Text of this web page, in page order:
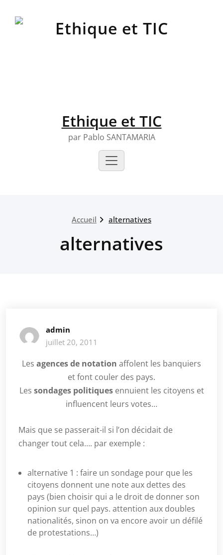
Ethique et TIC
par Pablo SANTAMARIA
Accueil alternatives
alternatives
admin
juillet 20, 2011
Les agences de notation affolent les banquiers
et font couler des pays.
Les sondages politiquesennuient les citoyens et
influencent leurs votes…
Mais que se passerait-il si l’on décidait de
changer tout cela…. par exemple :
alternative 1 : faire un sondage pour que les
citoyens donnent une note aux dettes des
pays (bien choisir qui a le droit de donner son
opinion sur quel pays. attention aux doubles
nationalités, sinon on va encore avoir un défilé
de protestations…)